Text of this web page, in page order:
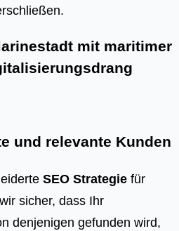
mit maritimer
und relevante Kunden
SEO Strategie für
sicher, dass Ihr
denjenigen gefunden wird,